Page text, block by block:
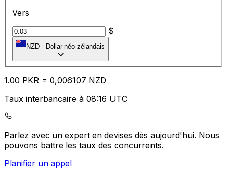
Vers
$
NZD - Dollar néo-zélandais
1.00 PKR = 0,006107 NZD
Taux interbancaire à 08:16 UTC
Parlez avec un expert en devises dès aujourd'hui. Nous
pouvons battre les taux des concurrents.
Planifier un appel